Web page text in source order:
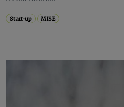
Start-up MISE